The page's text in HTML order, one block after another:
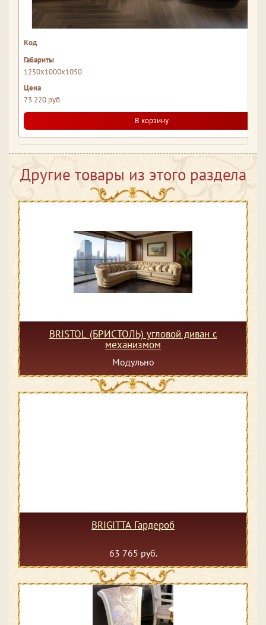
1250x1000x1050
73 220 руб.
В корзину
Другие товары из этого раздела
BRISTOL (БРИСТОЛЬ) угловой диван с
механизмом
Модульно
BRIGITTA Гардероб
63 765 руб.